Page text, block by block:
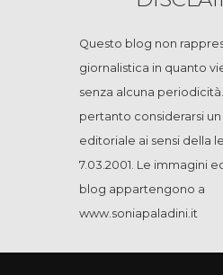
Questo blog non
giornalistica in quanto
senza alcuna
pertanto considerarsi
editoriale ai sensi della
7.03.2001. Le immagini
blog appartengono a
www.soniapaladini.it